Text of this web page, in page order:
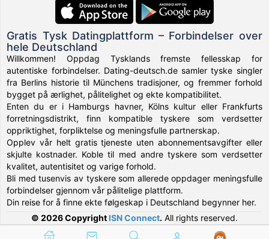
Gratis Tysk Datingplattform – Forbindelser over
hele Deutschland
Willkommen! Oppdag Tysklands fremste fellesskap for
autentiske forbindelser. Dating-deutsch.de samler tyske singler
fra Berlins historie til Münchens tradisjoner, og fremmer forhold
bygget på ærlighet, pålitelighet og ekte kompatibilitet.
Enten du er i Hamburgs havner, Kölns kultur eller Frankfurts
forretningsdistrikt, finn kompatible tyskere som verdsetter
oppriktighet, forpliktelse og meningsfulle partnerskap.
Opplev vår helt gratis tjeneste uten abonnementsavgifter eller
skjulte kostnader. Koble til med andre tyskere som verdsetter
kvalitet, autentisitet og varige forhold.
Bli med tusenvis av tyskere som allerede oppdager meningsfulle
forbindelser gjennom vår pålitelige plattform.
Din reise for å finne ekte følgeskap i Deutschland begynner her.
© 2026 Copyright ISN Connect. All rights reserved.